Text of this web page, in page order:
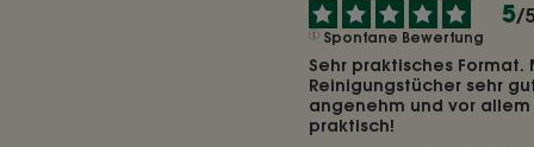
5/5
Spontane Bewertung
Sehr praktisches
Reinigungstücher sehr
angenehm und vor
praktisch!